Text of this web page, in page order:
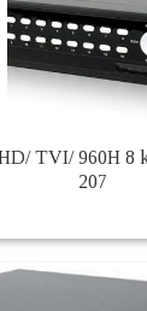
TVI/ 960H 8
207